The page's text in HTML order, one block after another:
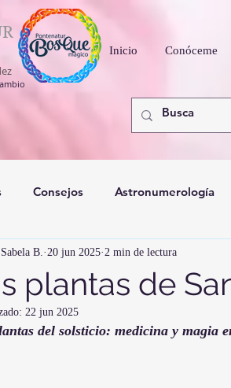
Inicio Conóceme
Consejos Astronumerología
mediumnidad
plantas de
Sabela B. 20 jun 2025 2 min de lectura
22 jun 2025
del solsticio: medicina y magia